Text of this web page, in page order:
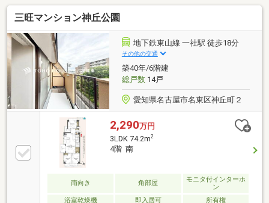
三旺マンション神丘公園
地下鉄東山線 一社駅 徒歩18分
その他の交通
築40年/6階建
総戸数14戸
愛知県名古屋市名東区神丘町２
2,290万円
3LDK 74.2m2
4階 南
南向き 角部屋
モニタ付インターホ
ン
浴室乾燥機
即入居可 所有権